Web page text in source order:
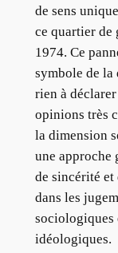
de sens
ce quartier de
1974. Ce
symbole de la
rien à
opinions très
la dimension
une approche
de sincérité et
dans les
sociologiques
idéologiques.